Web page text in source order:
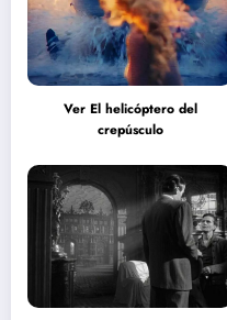
Ver El helicóptero del
crepúsculo